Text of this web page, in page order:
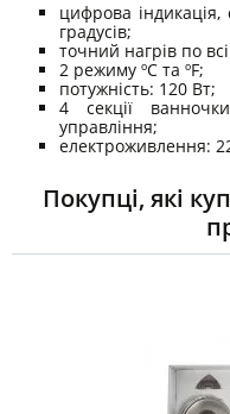
цифрова
градусів;
точний нагрів по
2 режиму ºС та ºF;
потужність: 120 Вт;
4 секції
управління;
електроживлення:
Покупці, які